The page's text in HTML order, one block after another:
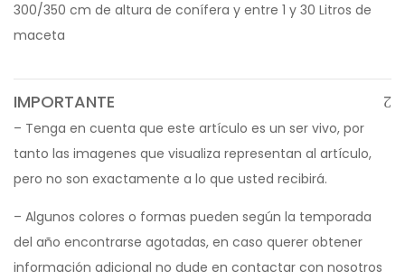
300/350 cm de altura de conífera y entre 1 y 30 Litros de
maceta
IMPORTANTE
– Tenga en cuenta que este artículo es un ser vivo, por
tanto las imagenes que visualiza representan al artículo,
pero no son exactamente a lo que usted recibirá.
– Algunos colores o formas pueden según la temporada
del año encontrarse agotadas, en caso querer obtener
información adicional no dude en contactar con nosotros